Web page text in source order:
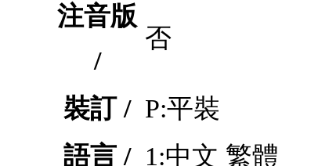
注音版
/
否
裝訂 / P:平裝
語言 / 1:中文 繁體